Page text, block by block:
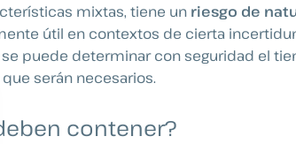
mixtas, tiene un riesgo de
útil en contextos de cierta
puede determinar con seguridad el
serán necesarios.
contener?